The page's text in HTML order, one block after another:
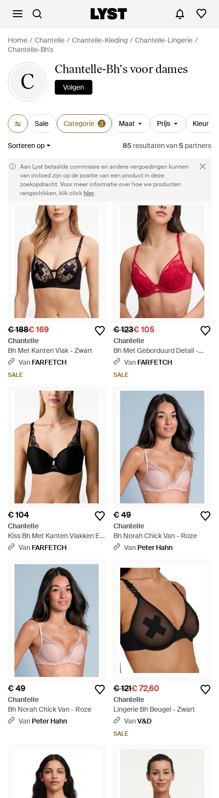
Home Chantelle Chantelle-Kleding
Chantelle-Lingerie
Chantelle-Bh's
C
Chantelle-Bh's voor dames
Volgen
Sale Categorie 3 Maat Prijs Kleur
Sorteren op 85 resultatenvan5 partners
Aan Lyst betaalde commissie en andere vergoedingen kunnen
van invloed zijn op de positie van een product in deze
zoekopdracht. Voor meer informatie over hoe we producten
rangschikken, klik clickhier.
€ 188€ 169
Chantelle
Bh Met Kanten Vlak - Zwart
Van FARFETCH
SALE
€ 123€ 105
Chantelle
Bh Met Geborduurd Detail -
RoodVan FARFETCH
SALE
€ 104
Chantelle
Kiss Bh Met Kanten Vlakken En
Beugel - Zwart
Van FARFETCH
€ 49
Chantelle
Bh Norah Chick Van - Roze
Van Peter Hahn
€ 49
Chantelle
Bh Norah Chick Van - Roze
Van Peter Hahn
€ 121€ 72,60
Chantelle
Lingerie Bh Beugel - Zwart
VanV&D
SALE